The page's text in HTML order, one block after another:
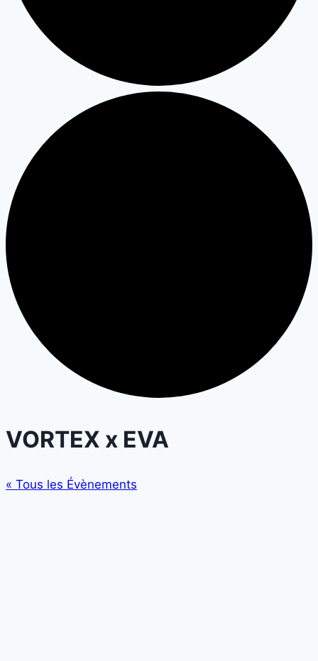
VORTEX x EVA
« Tous les Évènements